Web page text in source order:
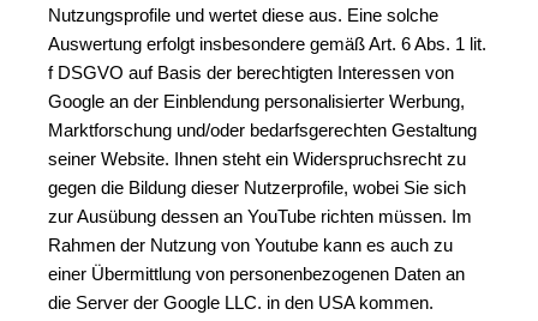
Nutzungsprofile und wertet diese aus. Eine solche
Auswertung erfolgt insbesondere gemäß Art. 6 Abs. 1 lit.
f DSGVO auf Basis der berechtigten Interessen von
Google an der Einblendung personalisierter Werbung,
Marktforschung und/oder bedarfsgerechten Gestaltung
seiner Website. Ihnen steht ein Widerspruchsrecht zu
gegen die Bildung dieser Nutzerprofile, wobei Sie sich
zur Ausübung dessen an YouTube richten müssen. Im
Rahmen der Nutzung von Youtube kann es auch zu
einer Übermittlung von personenbezogenen Daten an
die Server der Google LLC. in den USA kommen.